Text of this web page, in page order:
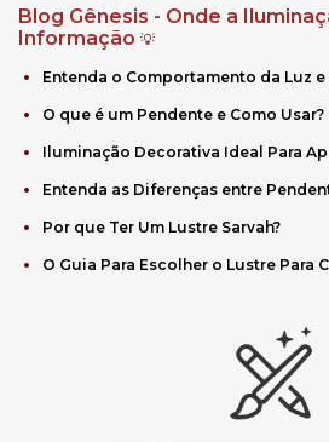
Blog Gênesis - Onde a
Informação 💡
Entenda o Comportamento da Luz
O que é um Pendente e Como Usar?
Iluminação Decorativa Ideal Para
Entenda as Diferenças entre
Por que Ter Um Lustre Sarvah?
O Guia Para Escolher o Lustre Para